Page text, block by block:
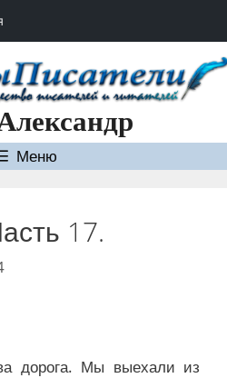
Меню
17.
дорога. Мы выехали из